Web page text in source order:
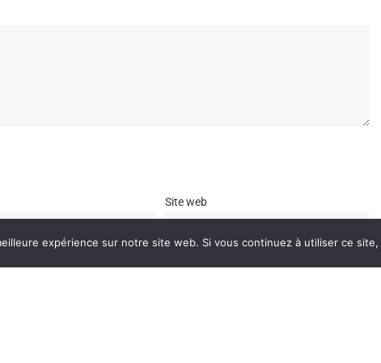
Site web
expérience sur notre site web. Si vous continuez à utiliser ce